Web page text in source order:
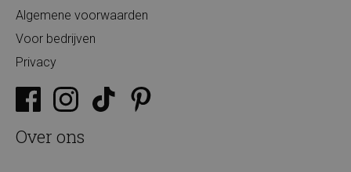
Algemene voorwaarden
Voor bedrijven
Privacy
Over ons